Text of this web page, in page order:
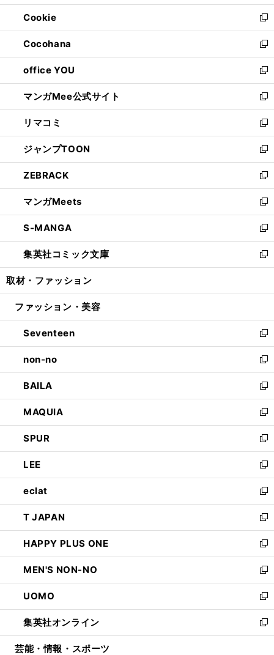
開
く
ウ
で
開
く
ン
ド
ウ
で
開
く
ウ
ィ
ン
ド
ウ
で
開
く
Cookie
新
し
い
ウ
ィ
ン
ド
ウ
で
開
く
Cocohana
新
し
い
ウ
ィ
ン
ド
ウ
で
開
く
office YOU
新
し
い
ウ
ィ
ン
ド
ウ
で
開
く
マンガMee公式サイト
新
し
い
ウ
ィ
ン
ド
ウ
で
開
く
リマコミ
新
し
い
ウ
ィ
ン
ド
ウ
で
開
く
ジャンプTOON
新
し
い
ウ
ィ
ン
ド
ウ
で
開
ZEBRACK
新
し
い
ウ
ィ
ン
ド
ウ
開
マンガMeets
新
し
い
ウ
ィ
ン
ウ
開
く
S-MANGA
新
し
い
ウ
ン
ウ
で
開
く
集英社コミック文庫
新
し
ウ
ン
ド
ウ
で
開
く
取材・ファッション
ファッション・美容
Seventeen
新
し
い
ウ
ィ
ン
ド
ウ
で
開
く
non-no
新
し
い
ウ
ィ
ン
ド
ウ
で
開
く
BAILA
新
し
い
ウ
ィ
ン
ド
ウ
で
開
く
MAQUIA
新
し
い
ウ
ィ
ン
ド
ウ
で
開
く
SPUR
新
し
い
ウ
ィ
ン
ド
ウ
で
開
く
LEE
新
し
い
ウ
ィ
ン
ド
ウ
で
開
く
eclat
新
し
い
ウ
ィ
ン
ド
ウ
で
開
く
T JAPAN
新
し
い
ウ
ィ
ン
ド
ウ
で
開
HAPPY PLUS ONE
新
し
い
ウ
ィ
ン
ド
ウ
MEN'S NON-NO
新
し
い
ウ
ィ
ン
UOMO
新
し
い
ウ
集英社オンライン
新
し
芸能・情報・スポーツ